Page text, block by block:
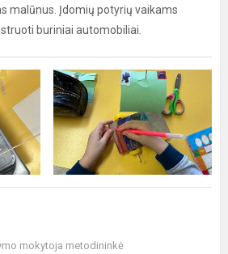
malūnus. Įdomių potyrių vaikams
buriniai automobiliai.
mokytoja metodininkė